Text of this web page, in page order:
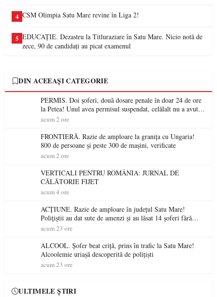
4 CSM Olimpia Satu Mare revine în Liga 2!
5 EDUCAȚIE. Dezastru la Titluraziare în Satu Mare. Nicio notă de
zece, 90 de candidați au picat examenul
DIN ACEEAȘI CATEGORIE
PERMIS. Doi șoferi, două dosare penale în doar 24 de ore
la Petea! Unul avea permisul suspendat, celălalt nu a avut
niciodată permis
acum 2 ore
FRONTIERĂ. Razie de amploare la granița cu Ungaria!
800 de persoane și peste 300 de mașini, verificate
acum 2 ore
VERTICALI PENTRU ROMÂNIA: JURNAL DE
CĂLĂTORIE FIJET
acum 4 ore
ACȚIUNE. Razie de amploare în județul Satu Mare!
Polițiștii au dat sute de amenzi și au lăsat 14 șoferi fără
permis într-o singură zi
acum 23 ore
ALCOOL. Șofer beat criță, prins în trafic la Satu Mare!
Alcoolemie uriașă descoperită de polițiști
acum 23 ore
ULTIMELE ȘTIRI